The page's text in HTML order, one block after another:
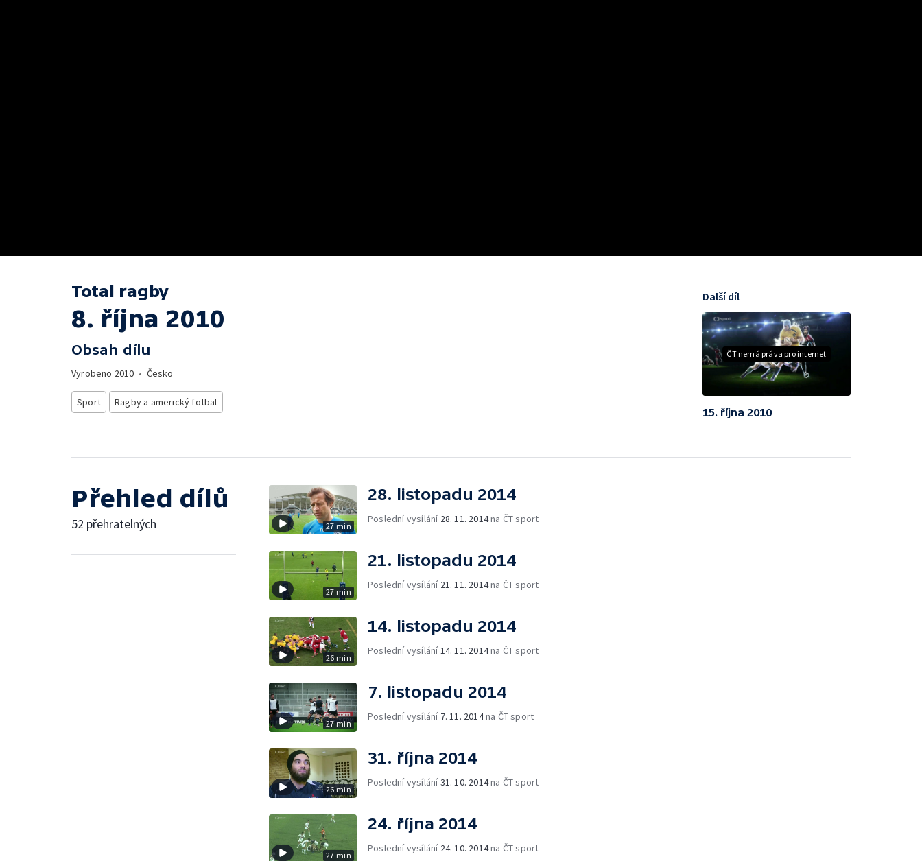
Total ragby
8. října 2010
Obsah dílu
Vyrobeno 2010 • Česko
Sport Ragby a americký fotbal
ČT nemá práva pro internet
Další díl
15. října 2010
Přehled dílů
52 přehratelných 27 min
28. listopadu 2014
Poslední vysílání 28. 11. 2014na ČT sport
27 min
21. listopadu 2014
Poslední vysílání 21. 11. 2014na ČT sport
26 min
14. listopadu 2014
Poslední vysílání 14. 11. 2014na ČT sport
27 min
7. listopadu 2014
Poslední vysílání 7. 11. 2014na ČT sport
26 min
31. října 2014
Poslední vysílání31. 10. 2014na ČT sport
27 min
24. října 2014
Poslední vysílání 24. 10. 2014na ČT sport